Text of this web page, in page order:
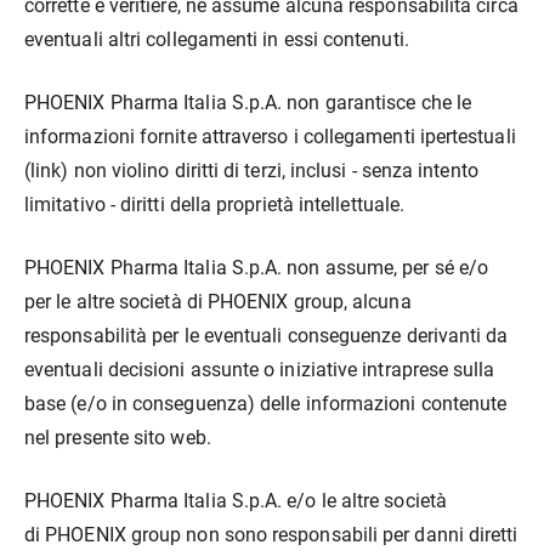
corrette e veritiere, né assume alcuna responsabilità circa
eventuali altri collegamenti in essi contenuti.
PHOENIX Pharma Italia S.p.A. non garantisce che le
informazioni fornite attraverso i collegamenti ipertestuali
(link) non violino diritti di terzi, inclusi - senza intento
limitativo - diritti della proprietà intellettuale.
PHOENIX Pharma Italia S.p.A. non assume, per sé e/o
per le altre società di PHOENIX group, alcuna
responsabilità per le eventuali conseguenze derivanti da
eventuali decisioni assunte o iniziative intraprese sulla
base (e/o in conseguenza) delle informazioni contenute
nel presente sito web.
PHOENIX Pharma Italia S.p.A. e/o le altre società
di PHOENIX group non sono responsabili per danni diretti